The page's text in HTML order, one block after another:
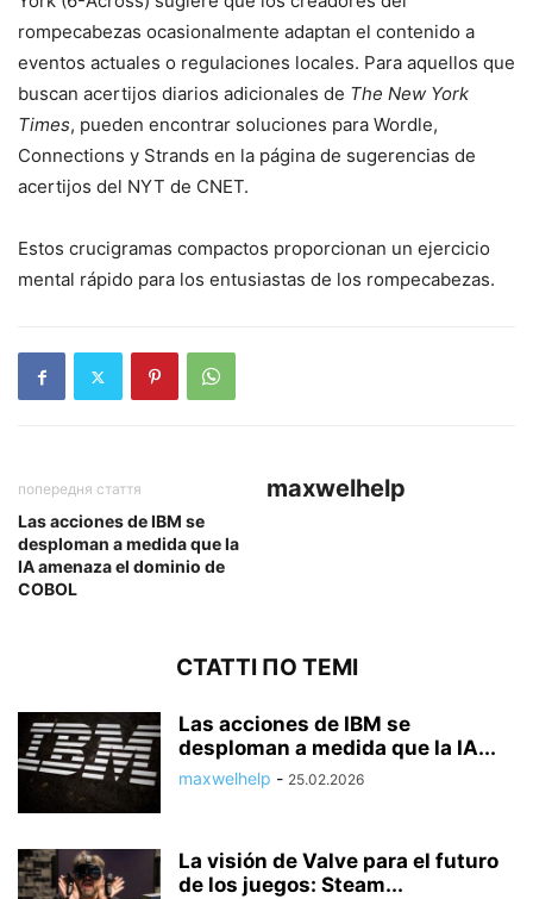
rompecabezas ocasionalmente adaptan el contenido a
eventos actuales o regulaciones locales. Para aquellos que
buscan acertijos diarios adicionales de The New York
Times, pueden encontrar soluciones para Wordle,
Connections y Strands en la página de sugerencias de
acertijos del NYT de CNET.
Estos crucigramas compactos proporcionan un ejercicio
mental rápido para los entusiastas de los rompecabezas.
попередня стаття
Las acciones de IBM se
desploman a medida que la
IA amenaza el dominio de
COBOL
maxwelhelp
СТАТТІ ПО ТЕМІ
Las acciones de IBM se
desploman a medida que la IA...
maxwelhelp - 25.02.2026
La visión de Valve para el futuro
de los juegos: Steam...